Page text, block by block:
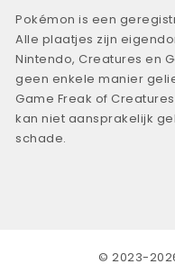
Pokémon is een
Alle plaatjes zijn
Nintendo, Creatures en
geen enkele manier
Game Freak of
kan niet aansprakelijk
schade.
© 2023-